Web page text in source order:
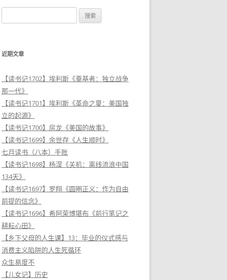
索
近期文章
【读书记1702】埃利斯《奠基者：独立战争
那一代》
【读书记1701】埃利斯《革命之夏：美国独
立的起源》
【读书记1700】房龙《美国的故事》
【读书记1699】余世存《人生顺时》
七月读书（八本）手账
【读书记1698】杨淏《关机：离线流浪中国
134天》
【读书记1697】罗翔《圆圈正义：作为自由
前提的信念》
【读书记1696】希阿荣博堪布《前行笔记之
耕耘心田》
【乡下父母的人生课】13：毕业的仪式感与
消费主义陷阱的人生死循环
众生易度不
【儿女记】历史